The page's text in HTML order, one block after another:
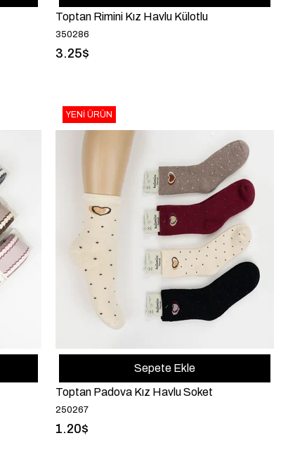
Toptan Rimini Kız Havlu Külotlu
350286
3.25$
Toptan Padova Kız Havlu Soket
250267
1.20$
Sepete Ekle
YENI ÜRÜN